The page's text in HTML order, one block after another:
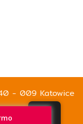
- 009 Katowice